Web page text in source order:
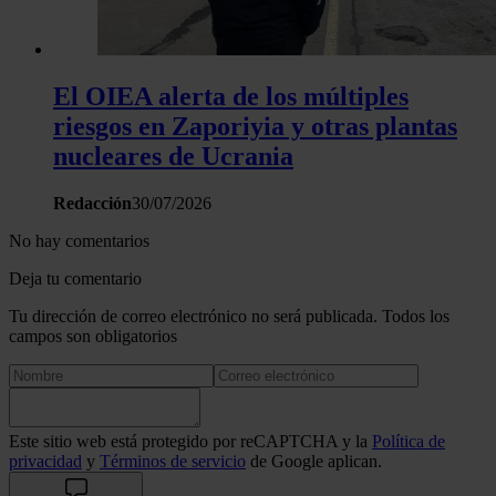
El OIEA alerta de los múltiples
riesgos en Zaporiyia y otras plantas
nucleares de Ucrania
Redacción30/07/2026
No hay comentarios
Deja tu comentario
Tu dirección de correo electrónico no será publicada. Todos los
campos son obligatorios
Este sitio web está protegido por reCAPTCHA y la Política de
privacidad y Términos de servicio de Google aplican.